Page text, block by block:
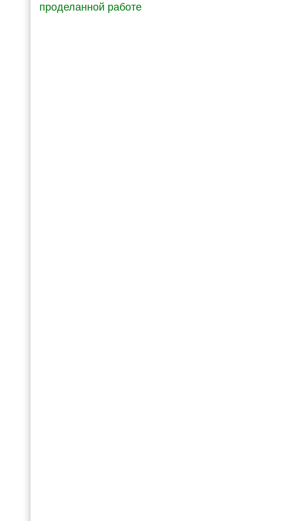
проделанной работе